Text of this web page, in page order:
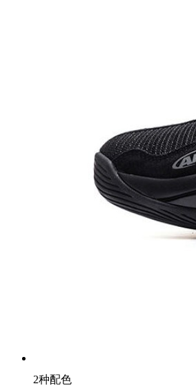
2种配色